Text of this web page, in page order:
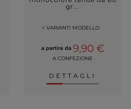
gr...
+ VARIANTI MODELLO
a partire da 9,90 €
A CONFEZIONE
DETTAGLI